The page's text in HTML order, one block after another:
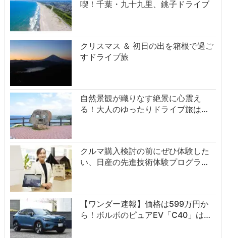
喫！千葉・九十九里、銚子ドライブ
クリスマス ＆ 初日の出を箱根で過ご
すドライブ旅
自然景観が織りなす絶景に心震え
る！大人のゆったりドライブ旅は…
クルマ購入検討の前にぜひ体験した
い、日産の先進技術体験プログラ…
【ワンダー速報】価格は599万円か
ら！ボルボのピュアEV「C40」は…